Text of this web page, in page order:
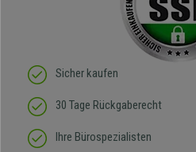
Sicher kaufen
30 Tage Rückgaberecht
Ihre Bürospezialisten